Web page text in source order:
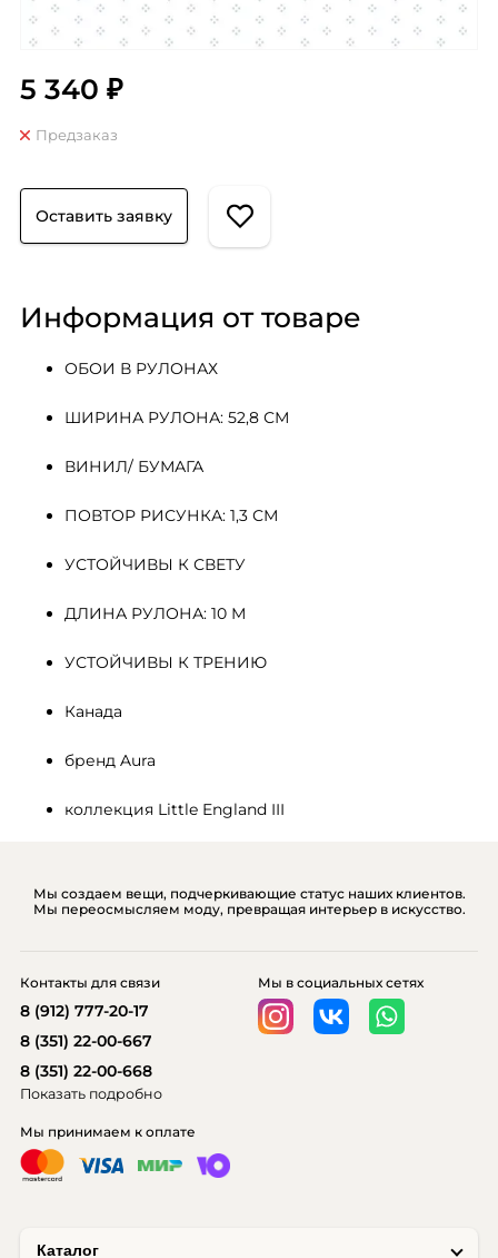
5 340 ₽
Предзаказ
Оставить заявку
Информация от товаре
ОБОИ В РУЛОНАХ
ШИРИНА РУЛОНА: 52,8 СМ
ВИНИЛ/ БУМАГА
ПОВТОР РИСУНКА: 1,3 СМ
УСТОЙЧИВЫ К СВЕТУ
ДЛИНА РУЛОНА: 10 М
УСТОЙЧИВЫ К ТРЕНИЮ
Канада
бренд Aura
коллекция Little England III
Мы создаем вещи, подчеркивающие статус наших клиентов.
Мы переосмысляем моду, превращая интерьер в искусство.
Каталог
Мы принимаем к оплате
Мы в социальных сетях
Контакты для связи
8 (912) 777-20-17
8 (351) 22-00-667
8 (351) 22-00-668
Показать подробно